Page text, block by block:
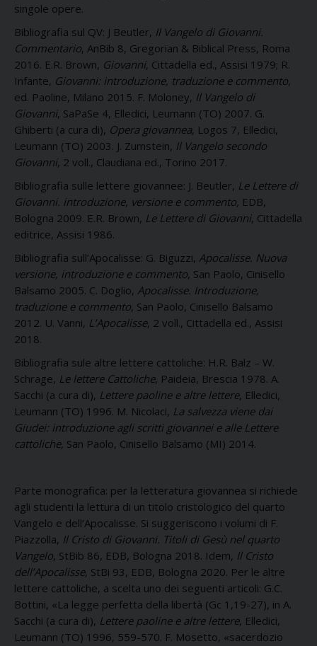
singole opere.
Bibliografia sul QV: J Beutler, Il Vangelo di Giovanni.
Commentario, AnBib 8, Gregorian & Biblical Press, Roma
2016. E.R. Brown, Giovanni, Cittadella ed., Assisi 1979; R.
Infante, Giovanni: introduzione, traduzione e commento,
ed. Paoline, Milano 2015. F. Moloney, Il Vangelo di
Giovanni, SaPaSe 4, Elledici, Leumann (TO) 2007. G.
Ghiberti (a cura di), Opera giovannea, Logos 7, Elledici,
Leumann (TO) 2003. J. Zumstein, Il Vangelo secondo
Giovanni, 2 voll., Claudiana ed., Torino 2017.
Bibliografia sulle lettere giovannee: J. Beutler, Le Lettere di
Giovanni. introduzione, versione e commento, EDB,
Bologna 2009. E.R. Brown, Le Lettere di Giovanni, Cittadella
editrice, Assisi 1986.
Bibliografia sull’Apocalisse: G. Biguzzi, Apocalisse. Nuova
versione, introduzione e commento, San Paolo, Cinisello
Balsamo 2005. C. Doglio, Apocalisse. Introduzione,
traduzione e commento, San Paolo, Cinisello Balsamo
2012. U. Vanni, L’Apocalisse, 2 voll., Cittadella ed., Assisi
2018.
Bibliografia sule altre lettere cattoliche: H.R. Balz – W.
Schrage, Le lettere Cattoliche, Paideia, Brescia 1978. A.
Sacchi (a cura di), Lettere paoline e altre lettere, Elledici,
Leumann (TO) 1996. M. Nicolaci, La salvezza viene dai
Giudei: introduzione agli scritti giovannei e alle Lettere
cattoliche, San Paolo, Cinisello Balsamo (MI) 2014.
Parte monografica: per la letteratura giovannea si richiede
agli studenti la lettura di un titolo cristologico del quarto
Vangelo e dell’Apocalisse. Si suggeriscono i volumi di F.
Piazzolla, Il Cristo di Giovanni. Titoli di Gesù nel quarto
Vangelo, StBib 86, EDB, Bologna 2018. Idem, Il Cristo
dell’Apocalisse, StBi 93, EDB, Bologna 2020. Per le altre
lettere cattoliche, a scelta uno dei seguenti articoli: G.C.
Bottini, «La legge perfetta della libertà (Gc 1,19-27), in A.
Sacchi (a cura di), Lettere paoline e altre lettere, Elledici,
Leumann (TO) 1996, 559-570. F. Mosetto, «sacerdozio